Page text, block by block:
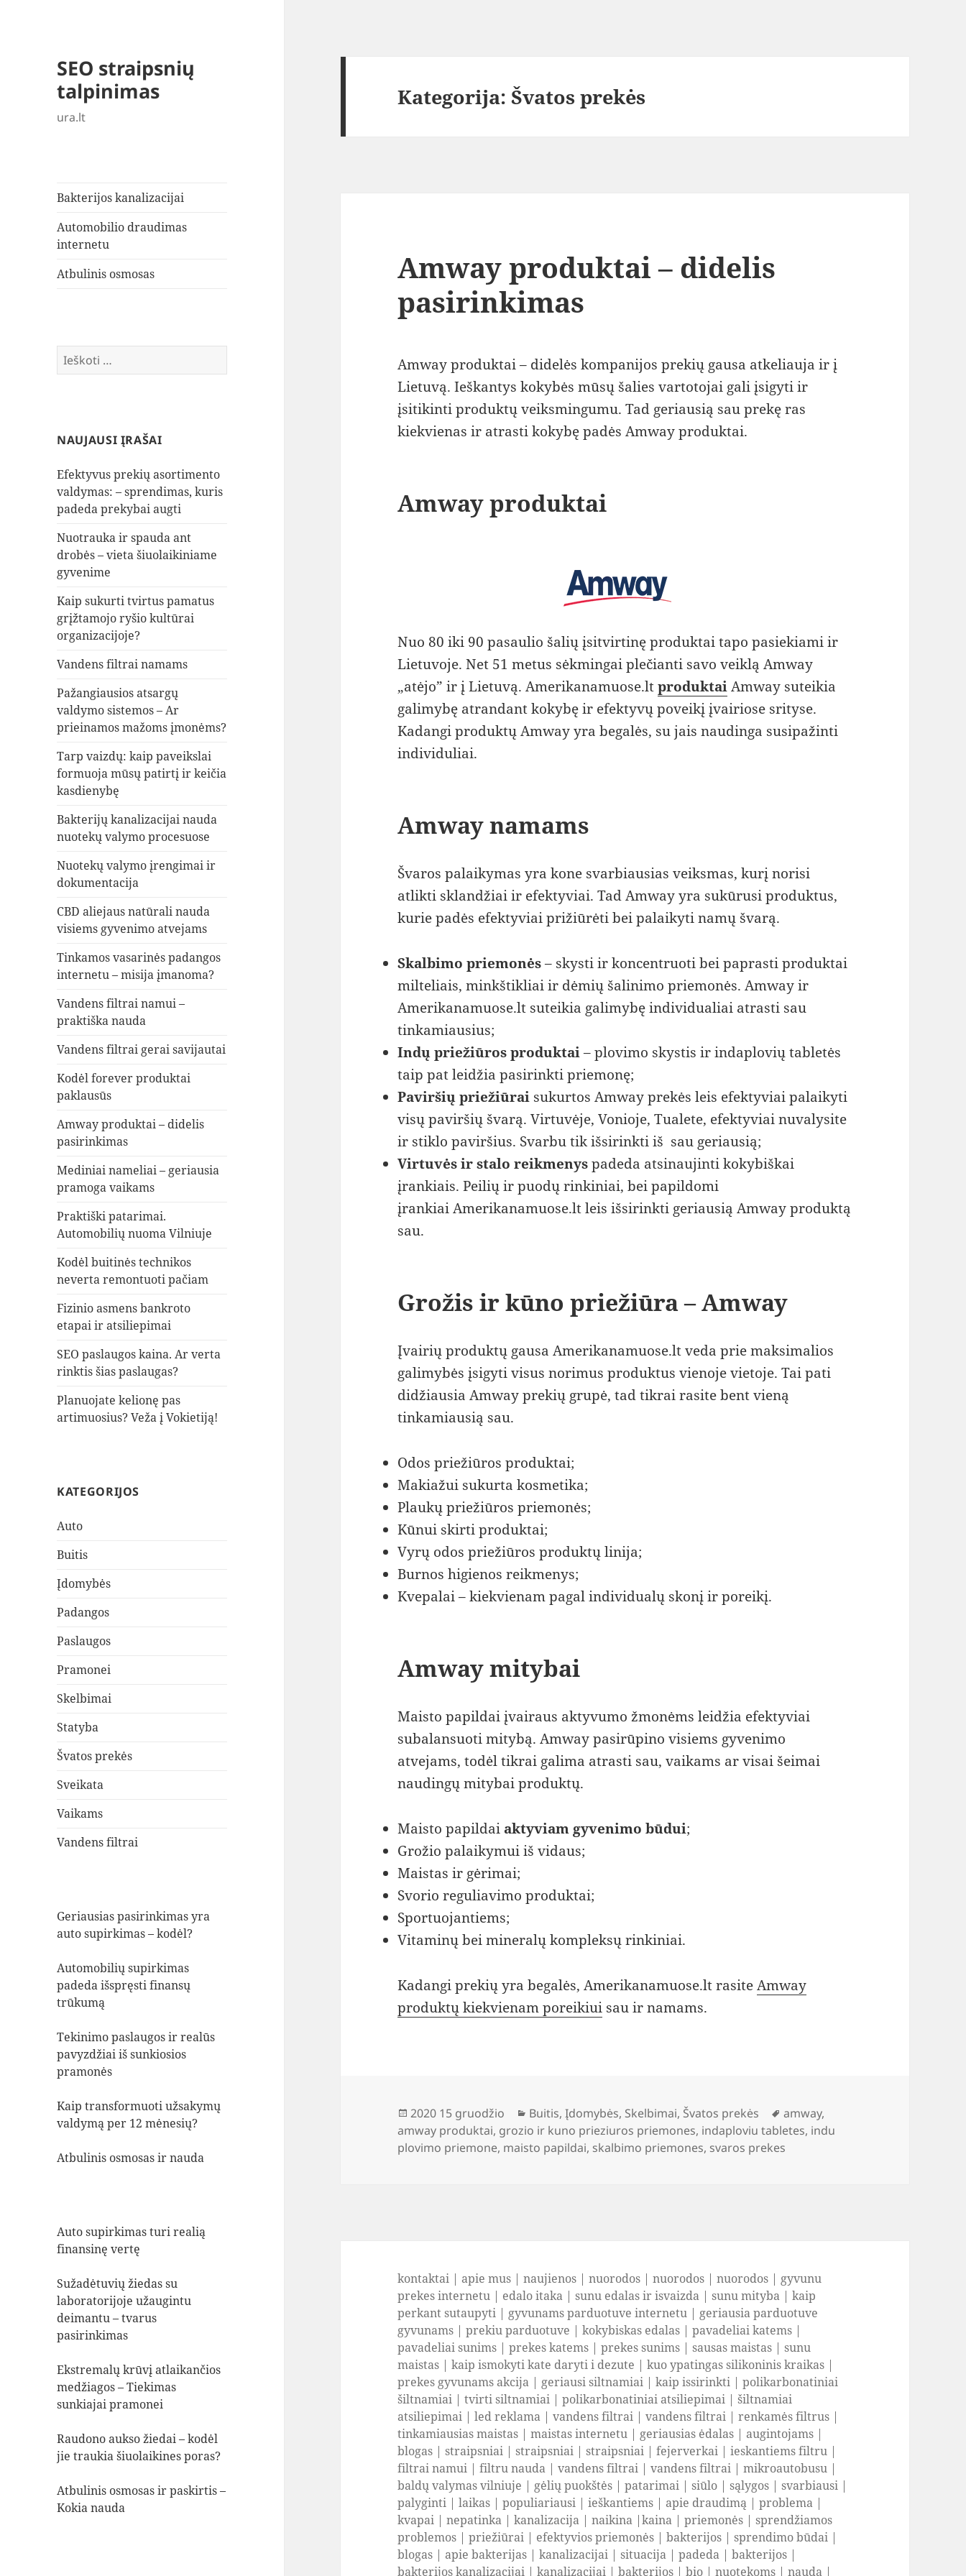
SEO straipsnių
talpinimas
ura.lt
Bakterijos kanalizacijai
Automobilio draudimas
internetu
Atbulinis osmosas
Ieškoti:
NAUJAUSI ĮRAŠAI
Efektyvus prekių asortimento
valdymas: – sprendimas, kuris
padeda prekybai augti
Nuotrauka ir spauda ant
drobės – vieta šiuolaikiniame
gyvenime
Kaip sukurti tvirtus pamatus
grįžtamojo ryšio kultūrai
organizacijoje?
Vandens filtrai namams
Pažangiausios atsargų
valdymo sistemos – Ar
prieinamos mažoms įmonėms?
Tarp vaizdų: kaip paveikslai
formuoja mūsų patirtį ir keičia
kasdienybę
Bakterijų kanalizacijai nauda
nuotekų valymo procesuose
Nuotekų valymo įrengimai ir
dokumentacija
CBD aliejaus natūrali nauda
visiems gyvenimo atvejams
Tinkamos vasarinės padangos
internetu – misija įmanoma?
Vandens filtrai namui –
praktiška nauda
Vandens filtrai gerai savijautai
Kodėl forever produktai
paklausūs
Amway produktai – didelis
pasirinkimas
Mediniai nameliai – geriausia
pramoga vaikams
Praktiški patarimai.
Automobilių nuoma Vilniuje
Kodėl buitinės technikos
neverta remontuoti pačiam
Fizinio asmens bankroto
etapai ir atsiliepimai
SEO paslaugos kaina. Ar verta
rinktis šias paslaugas?
Planuojate kelionę pas
artimuosius? Veža į Vokietiją!
KATEGORIJOS
Auto
Buitis
Įdomybės
Padangos
Paslaugos
Pramonei
Skelbimai
Statyba
Švatos prekės
Sveikata
Vaikams
Vandens filtrai
Geriausias pasirinkimas yra
auto supirkimas – kodėl?
Automobilių supirkimas
padeda išspręsti finansų
trūkumą
Tekinimo paslaugos ir realūs
pavyzdžiai iš sunkiosios
pramonės
Kaip transformuoti užsakymų
valdymą per 12 mėnesių?
Atbulinis osmosas ir nauda
Auto supirkimas turi realią
finansinę vertę
Sužadėtuvių žiedas su
laboratorijoje užaugintu
deimantu – tvarus
pasirinkimas
Ekstremalų krūvį atlaikančios
medžiagos – Tiekimas
sunkiajai pramonei
Raudono aukso žiedai – kodėl
jie traukia šiuolaikines poras?
Atbulinis osmosas ir paskirtis –
Kokia nauda
Kategorija:Švatos prekės
Amway produktai – didelis
pasirinkimas
Amway produktai – didelės kompanijos prekių gausa atkeliauja ir į
Lietuvą. Ieškantys kokybės mūsų šalies vartotojai gali įsigyti ir
įsitikinti produktų veiksmingumu. Tad geriausią sau prekę ras
kiekvienas ir atrasti kokybę padės Amway produktai.
Amway produktai
Nuo 80 iki 90 pasaulio šalių įsitvirtinę produktai tapo pasiekiami ir
Lietuvoje. Net 51 metus sėkmingai plečianti savo veiklą Amway
„atėjo” ir į Lietuvą. Amerikanamuose.ltproduktaiAmway suteikia
galimybę atrandant kokybę ir efektyvų poveikį įvairiose srityse.
Kadangi produktų Amway yra begalės, su jais naudinga susipažinti
individuliai.
Amway namams
Švaros palaikymas yra kone svarbiausias veiksmas, kurį norisi
atlikti sklandžiai ir efektyviai. Tad Amway yra sukūrusi produktus,
kurie padės efektyviai prižiūrėti bei palaikyti namų švarą.
Skalbimo priemonės– skysti ir koncentruoti bei paprasti produktai
milteliais, minkštikliai ir dėmių šalinimo priemonės. Amway ir
Amerikanamuose.lt suteikia galimybę individualiai atrasti sau
tinkamiausius;
Indų priežiūros produktai– plovimo skystis ir indaplovių tabletės
taip pat leidžia pasirinkti priemonę;
Paviršių priežiūrai sukurtos Amway prekės leis efektyviai palaikyti
visų paviršių švarą. Virtuvėje, Vonioje, Tualete, efektyviai nuvalysite
ir stiklo paviršius. Svarbu tik išsirinkti iš sau geriausią;
Virtuvės ir stalo reikmenyspadeda atsinaujinti kokybiškai
įrankiais. Peilių ir puodų rinkiniai, bei papildomi
įrankiai Amerikanamuose.lt leis išsirinkti geriausią Amway produktą
sau.
Grožis ir kūno priežiūra – Amway
Įvairių produktų gausa Amerikanamuose.lt veda prie maksimalios
galimybės įsigyti visus norimus produktus vienoje vietoje. Tai pati
didžiausia Amway prekių grupė, tad tikrai rasite bent vieną
tinkamiausią sau.
Odos priežiūros produktai;
Makiažui sukurta kosmetika;
Plaukų priežiūros priemonės;
Kūnui skirti produktai;
Vyrų odos priežiūros produktų linija;
Burnos higienos reikmenys;
Kvepalai – kiekvienam pagal individualų skonį ir poreikį.
Amway mitybai
Maisto papildai įvairaus aktyvumo žmonėms leidžia efektyviai
subalansuoti mitybą. Amway pasirūpino visiems gyvenimo
atvejams, todėl tikrai galima atrasti sau, vaikams ar visai šeimai
naudingų mitybai produktų.
Maisto papildai aktyviam gyvenimo būdui;
Grožio palaikymui iš vidaus;
Maistas ir gėrimai;
Svorio reguliavimo produktai;
Sportuojantiems;
Vitaminų bei mineralų kompleksų rinkiniai.
Kadangi prekių yra begalės, Amerikanamuose.lt rasiteAmway
produktų kiekvienam poreikiui sau ir namams.
Paskelbta
2020 15 gruodžio Kategorijos
Buitis,Įdomybės, Skelbimai, Švatos prekės Žymos
amway,
amway produktai, grozio ir kuno prieziuros priemones, indaploviu tabletes, indu
plovimo priemone, maisto papildai, skalbimo priemones, svaros prekes
kontaktai | apie mus |naujienos |nuorodos |nuorodos |nuorodos | gyvunu
prekes internetu | edalo itaka |sunu edalas ir isvaizda |sunu mityba |kaip
perkant sutaupyti | gyvunams parduotuve internetu | geriausia parduotuve
gyvunams |prekiu parduotuve |kokybiskas edalas |pavadeliai katems |
pavadeliai sunims |prekes katems |prekes sunims |sausas maistas |sunu
maistas |kaip ismokyti kate daryti i dezute |kuo ypatingas silikoninis kraikas |
prekes gyvunams akcija | geriausi siltnamiai |kaip issirinkti |polikarbonatiniai
šiltnamiai |tvirti siltnamiai |polikarbonatiniai atsiliepimai |šiltnamiai
atsiliepimai |led reklama |vandens filtrai |vandens filtrai |renkamės filtrus |
tinkamiausias maistas |maistas internetu | geriausias ėdalas | augintojams |
blogas |straipsniai |straipsniai |straipsniai |fejerverkai |ieskantiems filtru |
filtrai namui |filtru nauda |vandens filtrai |vandens filtrai |mikroautobusu |
baldų valymas vilniuje | gėlių puokštės |patarimai |siūlo |sąlygos |svarbiausi |
palyginti |laikas |populiariausi |ieškantiems | apie draudimą |problema |
kvapai |nepatinka |kanalizacija |naikina |kaina |priemonės |sprendžiamos
problemos |priežiūrai | efektyvios priemonės |bakterijos |sprendimo būdai |
blogas | apie bakterijas |kanalizacijai |situacija |padeda |bakterijos |
bakterijos kanalizacijai |kanalizacijai |bakterijos |bio |nuotekoms |nauda |